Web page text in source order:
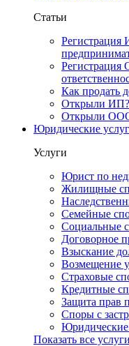
Статьи
Регистрация
Регистрация
Как продать
Открыли
Открыли
Юридические
Услуги
Юрист по
Жилищные
Семейные
Социальные
Договорное
Взыскание
Возмещение
Страховые
Кредитные
Защита прав
Споры с
Юридические
Показать все услуги